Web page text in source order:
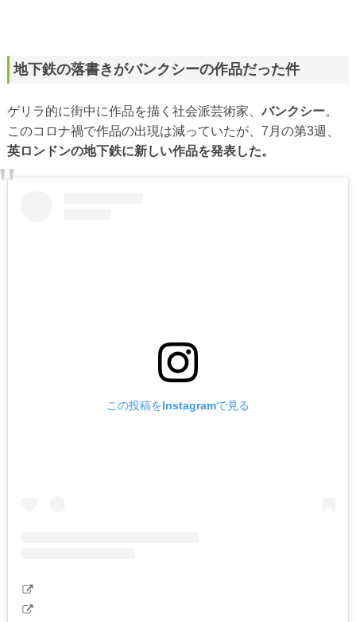
地下鉄の落書きがバンクシーの作品だった件
ゲリラ的に街中に作品を描く社会派芸術家、バンクシー。
このコロナ禍で作品の出現は減っていたが、7月の第3週、
英ロンドンの地下鉄に新しい作品を発表した。
この投稿をInstagramで見る